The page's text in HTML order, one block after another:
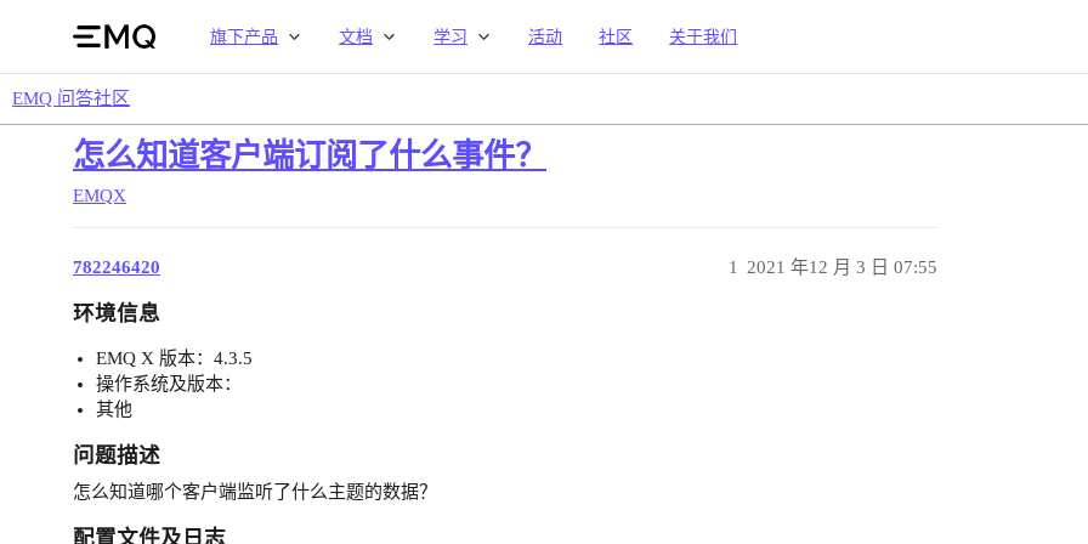
旗下产品 文档 学习 活动 社区 关于我们
EMQ 问答社区
怎么知道客户端订阅了什么事件？
EMQX
782246420 2021 年12 月 3 日 07:55
1
环境信息
EMQ X 版本：4.3.5
操作系统及版本：
其他
问题描述
怎么知道哪个客户端监听了什么主题的数据？
配置文件及日志